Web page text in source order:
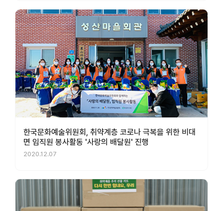
한국문화예술위원회, 취약계층 코로나 극복을 위한 비대
면 임직원 봉사활동 '사랑의 배달원' 진행
2020.12.07